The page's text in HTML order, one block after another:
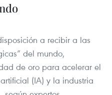
a recibir a las
del mundo,
de oro para acelerar el
(IA) y la industria